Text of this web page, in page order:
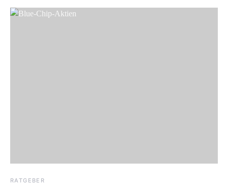
RATGEBER